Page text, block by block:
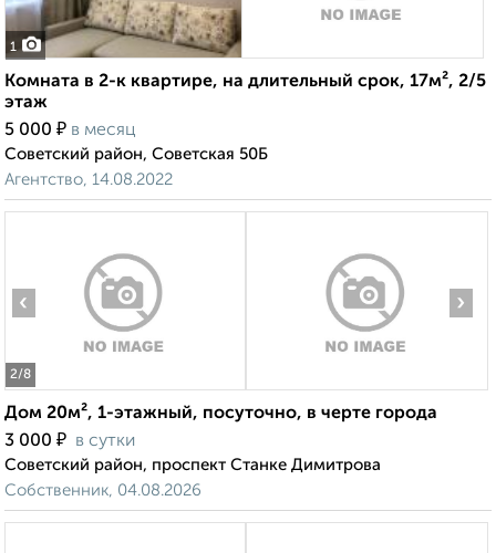
1
Комната в 2-к квартире, на длительный срок, 17м², 2/5
этаж
5 000 ₽ в месяц
Советский район, Советская 50Б
Агентство, 14.08.2022
2/8
‹ ›
Дом 20м², 1-этажный, посуточно, в черте города
3 000 ₽ в сутки
Советский район, проспект Станке Димитрова
Собственник, 04.08.2026